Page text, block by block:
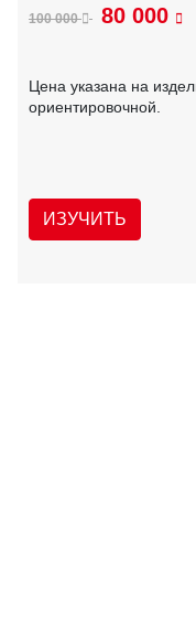
100 000 80 000
Цена указана на
ориентировочной.
ИЗУЧИТЬ